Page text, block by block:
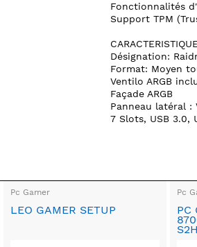
Fonctionnalités
Support TPM
Désignation:
Format: Moyen
Ventilo ARGB
Façade ARGB
Panneau latéral :
7 Slots, USB 3.0,
Pc Gamer
LEO GAMER SETUP
Pc
PC
S2H